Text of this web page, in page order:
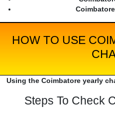
HOW TO USE
Using the Coimbatore yearly
Steps To Check